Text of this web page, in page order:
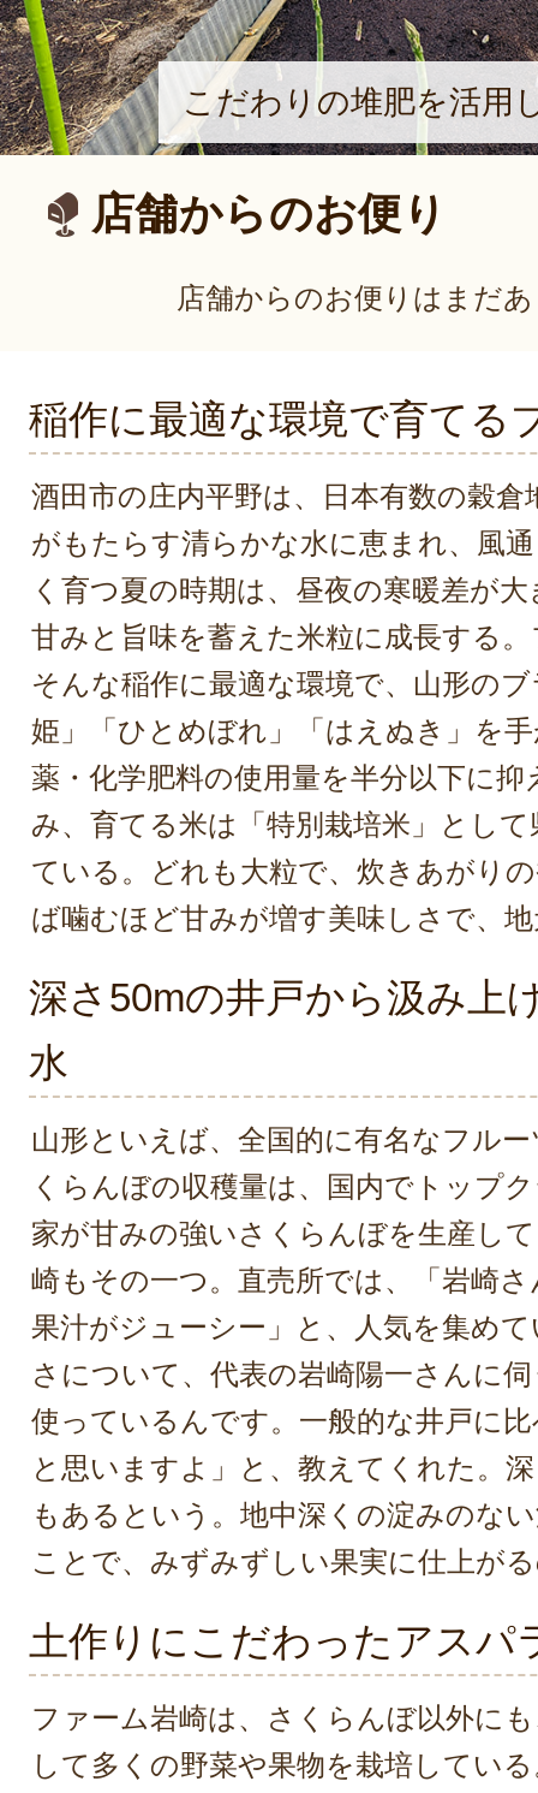
こだわりの堆肥を活用
店舗からのお便り
店舗からのお便りはまだ
稲作に最適な環境で育てる
酒田市の庄内平野は、日本有数の穀倉
がもたらす清らかな水に恵まれ、風
く育つ夏の時期は、昼夜の寒暖差が
甘みと旨味を蓄えた米粒に成長する
そんな稲作に最適な環境で、山形の
姫」「ひとめぼれ」「はえぬき」を
薬・化学肥料の使用量を半分以下に
み、育てる米は「特別栽培米」とし
ている。どれも大粒で、炊きあがり
ば噛むほど甘みが増す美味しさで、
深さ50mの井戸から汲み上
水
山形といえば、全国的に有名なフル
くらんぼの収穫量は、国内でトップ
家が甘みの強いさくらんぼを生産し
崎もその一つ。直売所では、「岩崎
果汁がジューシー」と、人気を集め
さについて、代表の岩崎陽一さんに
使っているんです。一般的な井戸に
と思いますよ」と、教えてくれた。
もあるという。地中深くの淀みのな
ことで、みずみずしい果実に仕上が
土作りにこだわったアスパ
ファーム岩崎は、さくらんぼ以外に
して多くの野菜や果物を栽培してい